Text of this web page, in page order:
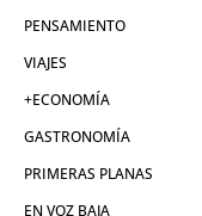
PENSAMIENTO
VIAJES
+ECONOMÍA
GASTRONOMÍA
PRIMERAS PLANAS
EN VOZ BAJA